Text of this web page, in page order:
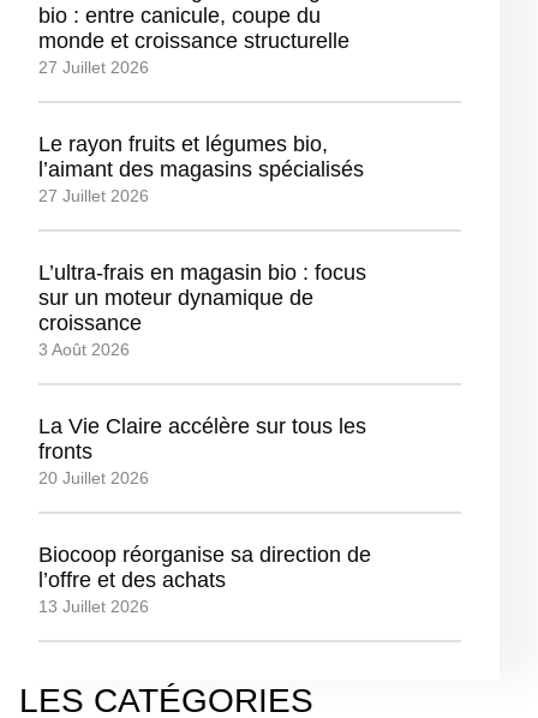
bio : entre canicule, coupe du
monde et croissance structurelle
27 Juillet 2026
Le rayon fruits et légumes bio,
l’aimant des magasins spécialisés
27 Juillet 2026
L’ultra-frais en magasin bio : focus
sur un moteur dynamique de
croissance
3 Août 2026
La Vie Claire accélère sur tous les
fronts
20 Juillet 2026
Biocoop réorganise sa direction de
l’offre et des achats
13 Juillet 2026
LES CATÉGORIES